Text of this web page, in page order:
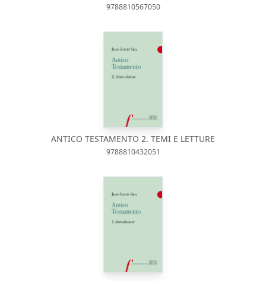
9788810567050
ANTICO TESTAMENTO 2. TEMI E LETTURE
9788810432051